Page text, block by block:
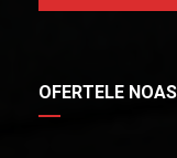
OFERTELE